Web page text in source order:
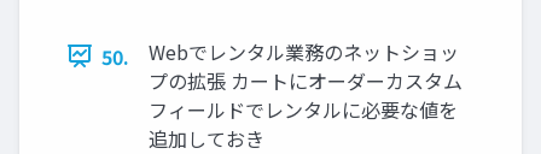
50.
Webでレンタル業務のネットショッ
プの拡張 カートにオーダーカスタム
フィールドでレンタルに必要な値を
追加しておき